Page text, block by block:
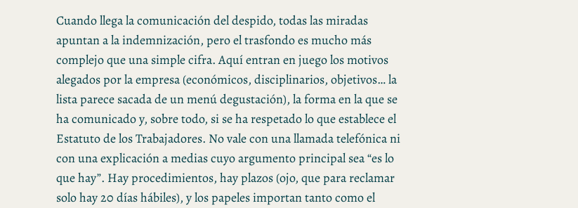
Cuando llega la comunicación del despido, todas las miradas
apuntan a la indemnización, pero el trasfondo es mucho más
complejo que una simple cifra. Aquí entran en juego los motivos
alegados por la empresa (económicos, disciplinarios, objetivos… la
lista parece sacada de un menú degustación), la forma en la que se
ha comunicado y, sobre todo, si se ha respetado lo que establece el
Estatuto de los Trabajadores. No vale con una llamada telefónica ni
con una explicación a medias cuyo argumento principal sea “es lo
que hay”. Hay procedimientos, hay plazos (ojo, que para reclamar
solo hay 20 días hábiles), y los papeles importan tanto como el